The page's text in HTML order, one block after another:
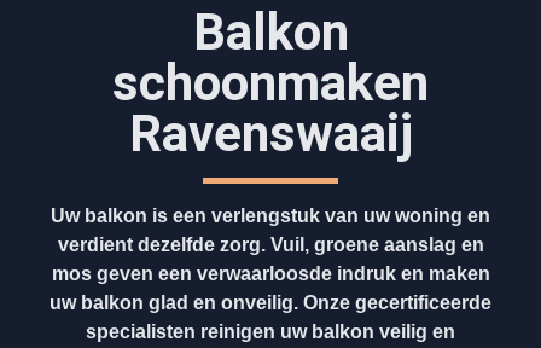
Balkon
schoonmaken
Ravenswaaij
Uw balkon is een verlengstuk van uw woning en
verdient dezelfde zorg. Vuil, groene aanslag en
mos geven een verwaarloosde indruk en maken
uw balkon glad en onveilig. Onze gecertificeerde
specialisten reinigen uw balkon veilig en